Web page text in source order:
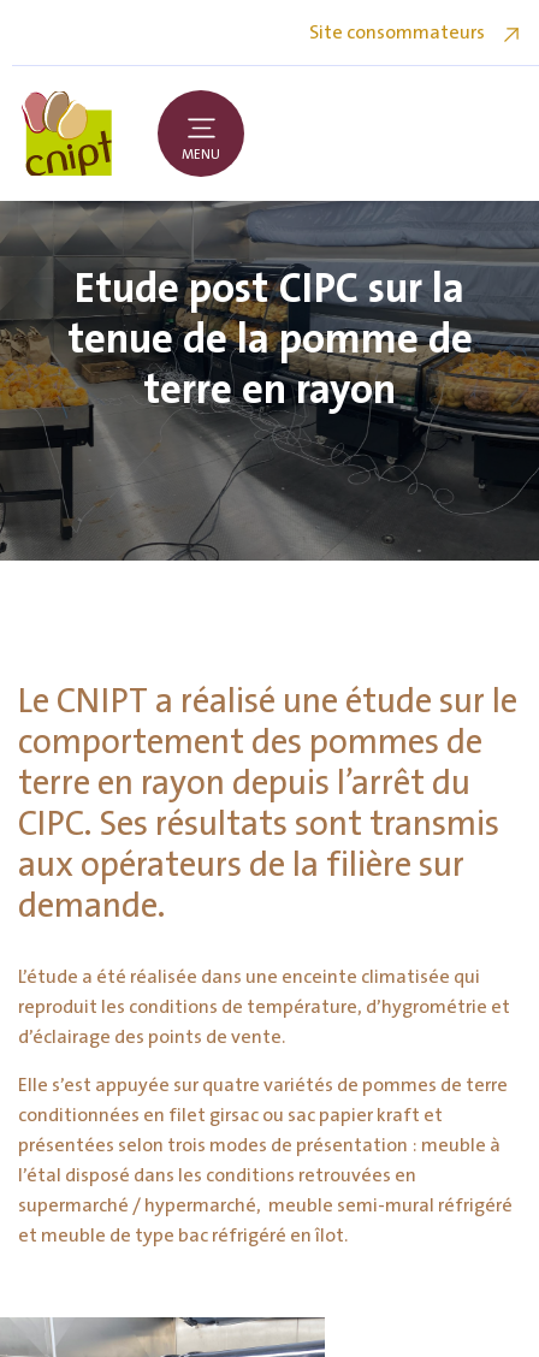
Site consommateurs
MENU
Etude post CIPC sur la
tenue de la pomme de
terre en rayon
Le CNIPT a réalisé une étude sur le
comportement des pommes de
terre en rayon depuis l’arrêt du
CIPC. Ses résultats sont transmis
aux opérateurs de la filière sur
demande.
L’étude a été réalisée dans une enceinte climatisée qui
reproduit les conditions de température, d’hygrométrie et
d’éclairage des points de vente.
Elle s’est appuyée sur quatre variétés de pommes de terre
conditionnées en filet girsac ou sac papier kraft et
présentées selon trois modes de présentation : meuble à
l’étal disposé dans les conditions retrouvées en
supermarché / hypermarché, meuble semi-mural réfrigéré
et meuble de type bac réfrigéré en îlot.